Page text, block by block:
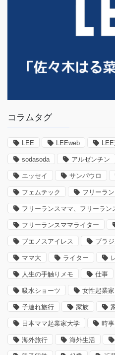
コラムタグ
LEE LEEweb
sodasoda アルゼンチン
エッセイ サンパウロ
フェムテック フリーラン
フリーランスママ、フリーラ
フリーランスママライター
ブエノスアイレス ブラ
ママ大 ライター
人生の手触りメモ 仕事
吸水ショーツ 女性起業家
子連れ旅行 家族
日本ママ起業家大学 時
海外旅行 海外生活